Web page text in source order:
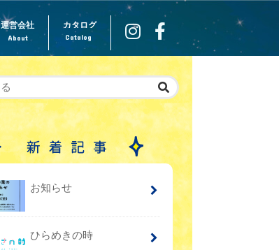
運営会社
About Catalog
カタログ
お知らせ
ひらめきの時